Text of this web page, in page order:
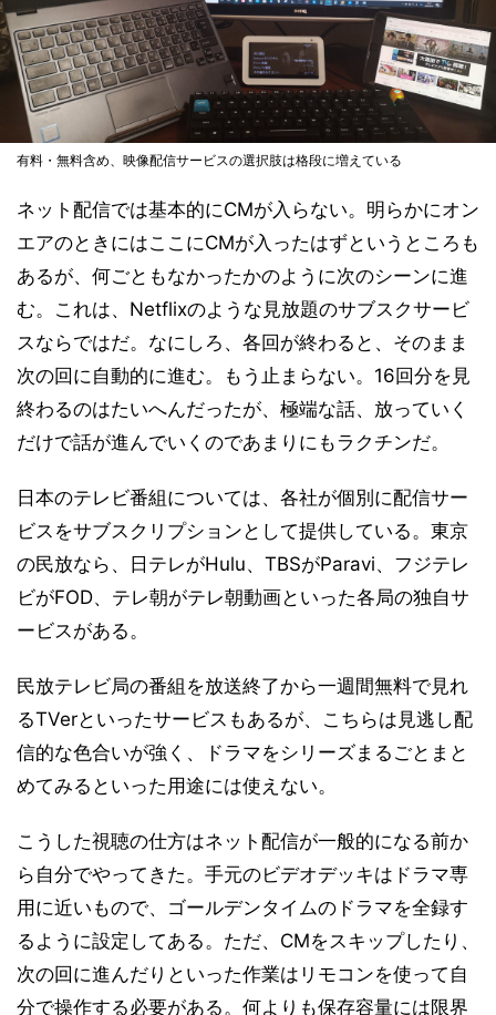
有料・無料含め、映像配信サービスの選択肢は格段に増えている
ネット配信では基本的にCMが入らない。明らかにオン
エアのときにはここにCMが入ったはずというところも
あるが、何ごともなかったかのように次のシーンに進
む。これは、Netflixのような見放題のサブスクサービ
スならではだ。なにしろ、各回が終わると、そのまま
次の回に自動的に進む。もう止まらない。16回分を見
終わるのはたいへんだったが、極端な話、放っていく
だけで話が進んでいくのであまりにもラクチンだ。
日本のテレビ番組については、各社が個別に配信サー
ビスをサブスクリプションとして提供している。東京
の民放なら、日テレがHulu、TBSがParavi、フジテレ
ビがFOD、テレ朝がテレ朝動画といった各局の独自サ
ービスがある。
民放テレビ局の番組を放送終了から一週間無料で見れ
るTVerといったサービスもあるが、こちらは見逃し配
信的な色合いが強く、ドラマをシリーズまるごとまと
めてみるといった用途には使えない。
こうした視聴の仕方はネット配信が一般的になる前か
ら自分でやってきた。手元のビデオデッキはドラマ専
用に近いもので、ゴールデンタイムのドラマを全録す
るように設定してある。ただ、CMをスキップしたり、
次の回に進んだりといった作業はリモコンを使って自
分で操作する必要がある。何よりも保存容量には限界